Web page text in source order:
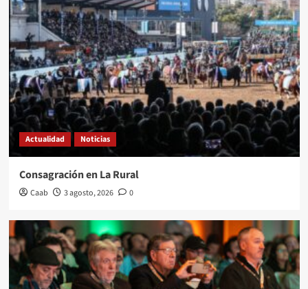
Actualidad Noticias
Consagración en La Rural
Caab 3 agosto, 2026 0